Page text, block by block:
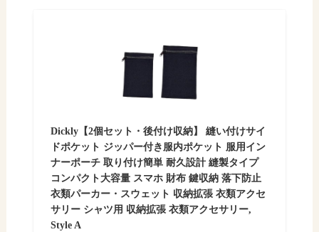
Dickly【2個セット・後付け収納】 縫い付けサイ
ドポケット ジッパー付き服内ポケット 服用イン
ナーポーチ 取り付け簡単 耐久設計 縫製タイプ
コンパクト大容量 スマホ 財布 鍵収納 落下防止
衣類パーカー・スウェット 収納拡張 衣類アクセ
サリー シャツ用 収納拡張 衣類アクセサリー,
Style A